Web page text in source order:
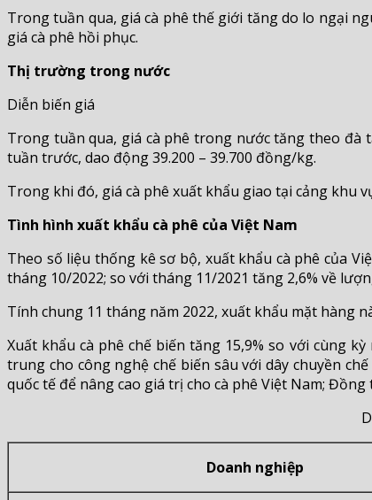
Trong tuần qua, giá cà phê thế giới tăng do lo ngại
giá cà phê hồi phục.
Thị trường trong nước
Diễn biến giá
Trong tuần qua, giá cà phê trong nước tăng theo đà
tuần trước, dao động 39.200 – 39.700 đồng/kg.
Trong khi đó, giá cà phê xuất khẩu giao tại cảng khu
Tình hình xuất khẩu cà phê của Việt Nam
Theo số liệu thống kê sơ bộ, xuất khẩu cà phê của
tháng 10/2022; so với tháng 11/2021 tăng 2,6% về
Tính chung 11 tháng năm 2022, xuất khẩu mặt hàng
Xuất khẩu cà phê chế biến tăng 15,9% so với cùng
trung cho công nghệ chế biến sâu với dây chuyền
quốc tế để nâng cao giá trị cho cà phê Việt Nam;
Doanh nghiệp